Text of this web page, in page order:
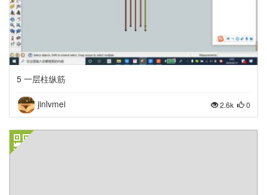
5 一层柱纵筋
jinlvmei 2.6k 0